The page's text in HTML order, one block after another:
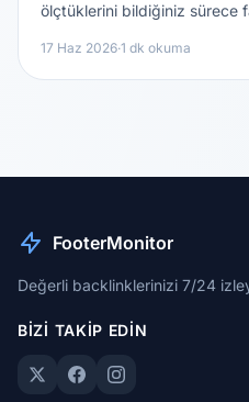
ölçtüklerini bildiğiniz sürece
17 Haz 2026·1 dk okuma
FooterMonitor
Değerli backlinklerinizi 7/24
BIZI TAKIP EDIN